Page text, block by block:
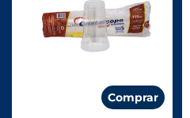
Comprar